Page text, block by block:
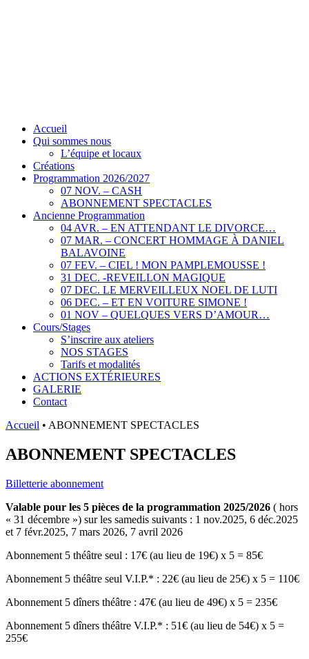
Accueil
Qui sommes nous
L’équipe et locaux
Créations
Programmation 2026/2027
07 NOV. – CASH
ABONNEMENT SPECTACLES
Ancienne Programmation
04 AVR. – EN ATTENDANT LE DIVORCE…
07 MAR. – CONCERT HOMMAGE À DANIEL
BALAVOINE
07 FEV. – CIEL ! MON PAMPLEMOUSSE !
31 DEC. -REVEILLON MAGIQUE
07 DEC. LE MERVEILLEUX NOEL DE LUTI
06 DEC. – ET EN VOITURE SIMONE !
01 NOV – QUELQUES VERS D’AMOUR…
Cours/Stages
S’inscrire aux ateliers
NOS STAGES
Tarifs et modalités
ACTIONS EXTÉRIEURES
GALERIE
Contact
Accueil • ABONNEMENT SPECTACLES
ABONNEMENT SPECTACLES
Billetterie abonnement
Valable pour les 5 pièces de la programmation 2025/2026 ( hors
« 31 décembre ») sur les samedis suivants : 1 nov.2025, 6 déc.2025
et 7 févr.2025, 7 mars 2026, 7 avril 2026
Abonnement 5 théâtre seul : 17€ (au lieu de 19€) x 5 = 85€
Abonnement 5 théâtre seul V.I.P.* : 22€ (au lieu de 25€) x 5 = 110€
Abonnement 5 dîners théâtre : 47€ (au lieu de 49€) x 5 = 235€
Abonnement 5 dîners théâtre V.I.P.* : 51€ (au lieu de 54€) x 5 =
255€